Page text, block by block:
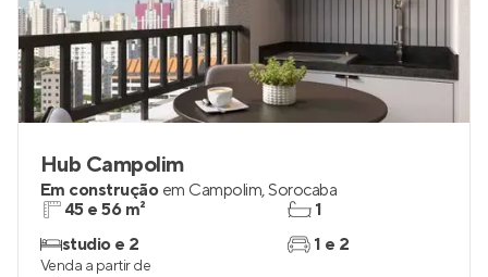
Hub Campolim
Em construção em Campolim,Sorocaba
45 e 56 m²
studio e 2
1
1 e 2
Venda a partir de